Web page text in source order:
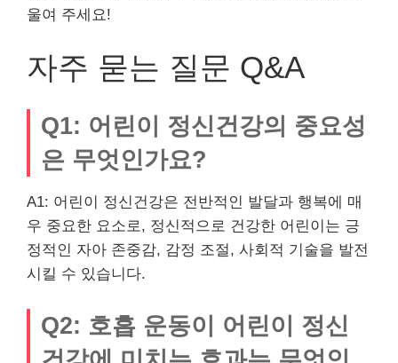
울여 주세요!
자주 묻는 질문 Q&A
Q1: 어린이 정신건강의 중요성
은 무엇인가요?
A1: 어린이 정신건강은 전반적인 발달과 행복에 매
우 중요한 요소로, 정신적으로 건강한 어린이는 긍
정적인 자아 존중감, 감정 조절, 사회적 기술을 발전
시킬 수 있습니다.
Q2: 호흡 운동이 어린이 정신